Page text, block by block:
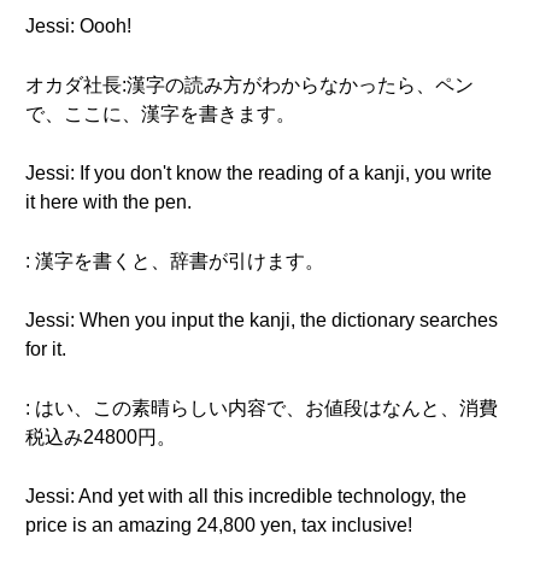
Jessi: Oooh!
オカダ社長:漢字の読み方がわからなかったら、ペン
で、ここに、漢字を書きます。
Jessi: If you don't know the reading of a kanji, you write
it here with the pen.
: 漢字を書くと、辞書が引けます。
Jessi: When you input the kanji, the dictionary searches
for it.
: はい、この素晴らしい内容で、お値段はなんと、消費
税込み24800円。
Jessi: And yet with all this incredible technology, the
price is an amazing 24,800 yen, tax inclusive!